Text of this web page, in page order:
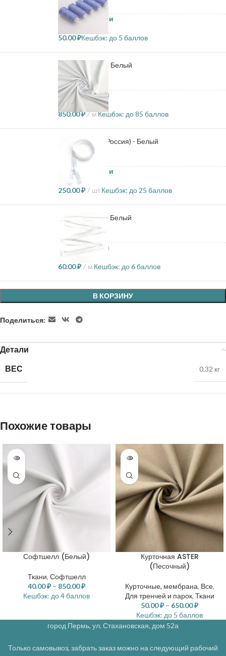
50.00₽Кешбэк: до 5 баллов
39 в наличии
Кулирка 190гр - Белый
850.00₽ мКешбэк: до 85 баллов
1 в наличии
Молния 80см (Россия) - Белый
250.00₽ штКешбэк: до 25 баллов
57 в наличии
Плоский шнур - Белый
60.00₽ м Кешбэк: до 6 баллов
2 в наличии
В КОРЗИНУ
Поделиться:
Детали
ВЕС
0.32 кг
Похожие товары
Софтшелл (Белый)
Ткани, Софтшелл
40.00₽ – 850.00₽
Кешбэк: до 4 баллов
Курточная ASTER
(Песочный)
Курточные, мембрана, Все,
Для тренчей и парок, Ткани
50.00₽ – 650.00₽
Кешбэк: до 5 баллов
город Пермь, ул. Стахановская, дом 52а
Только самовывоз, забрать заказ можно на следующий рабочий